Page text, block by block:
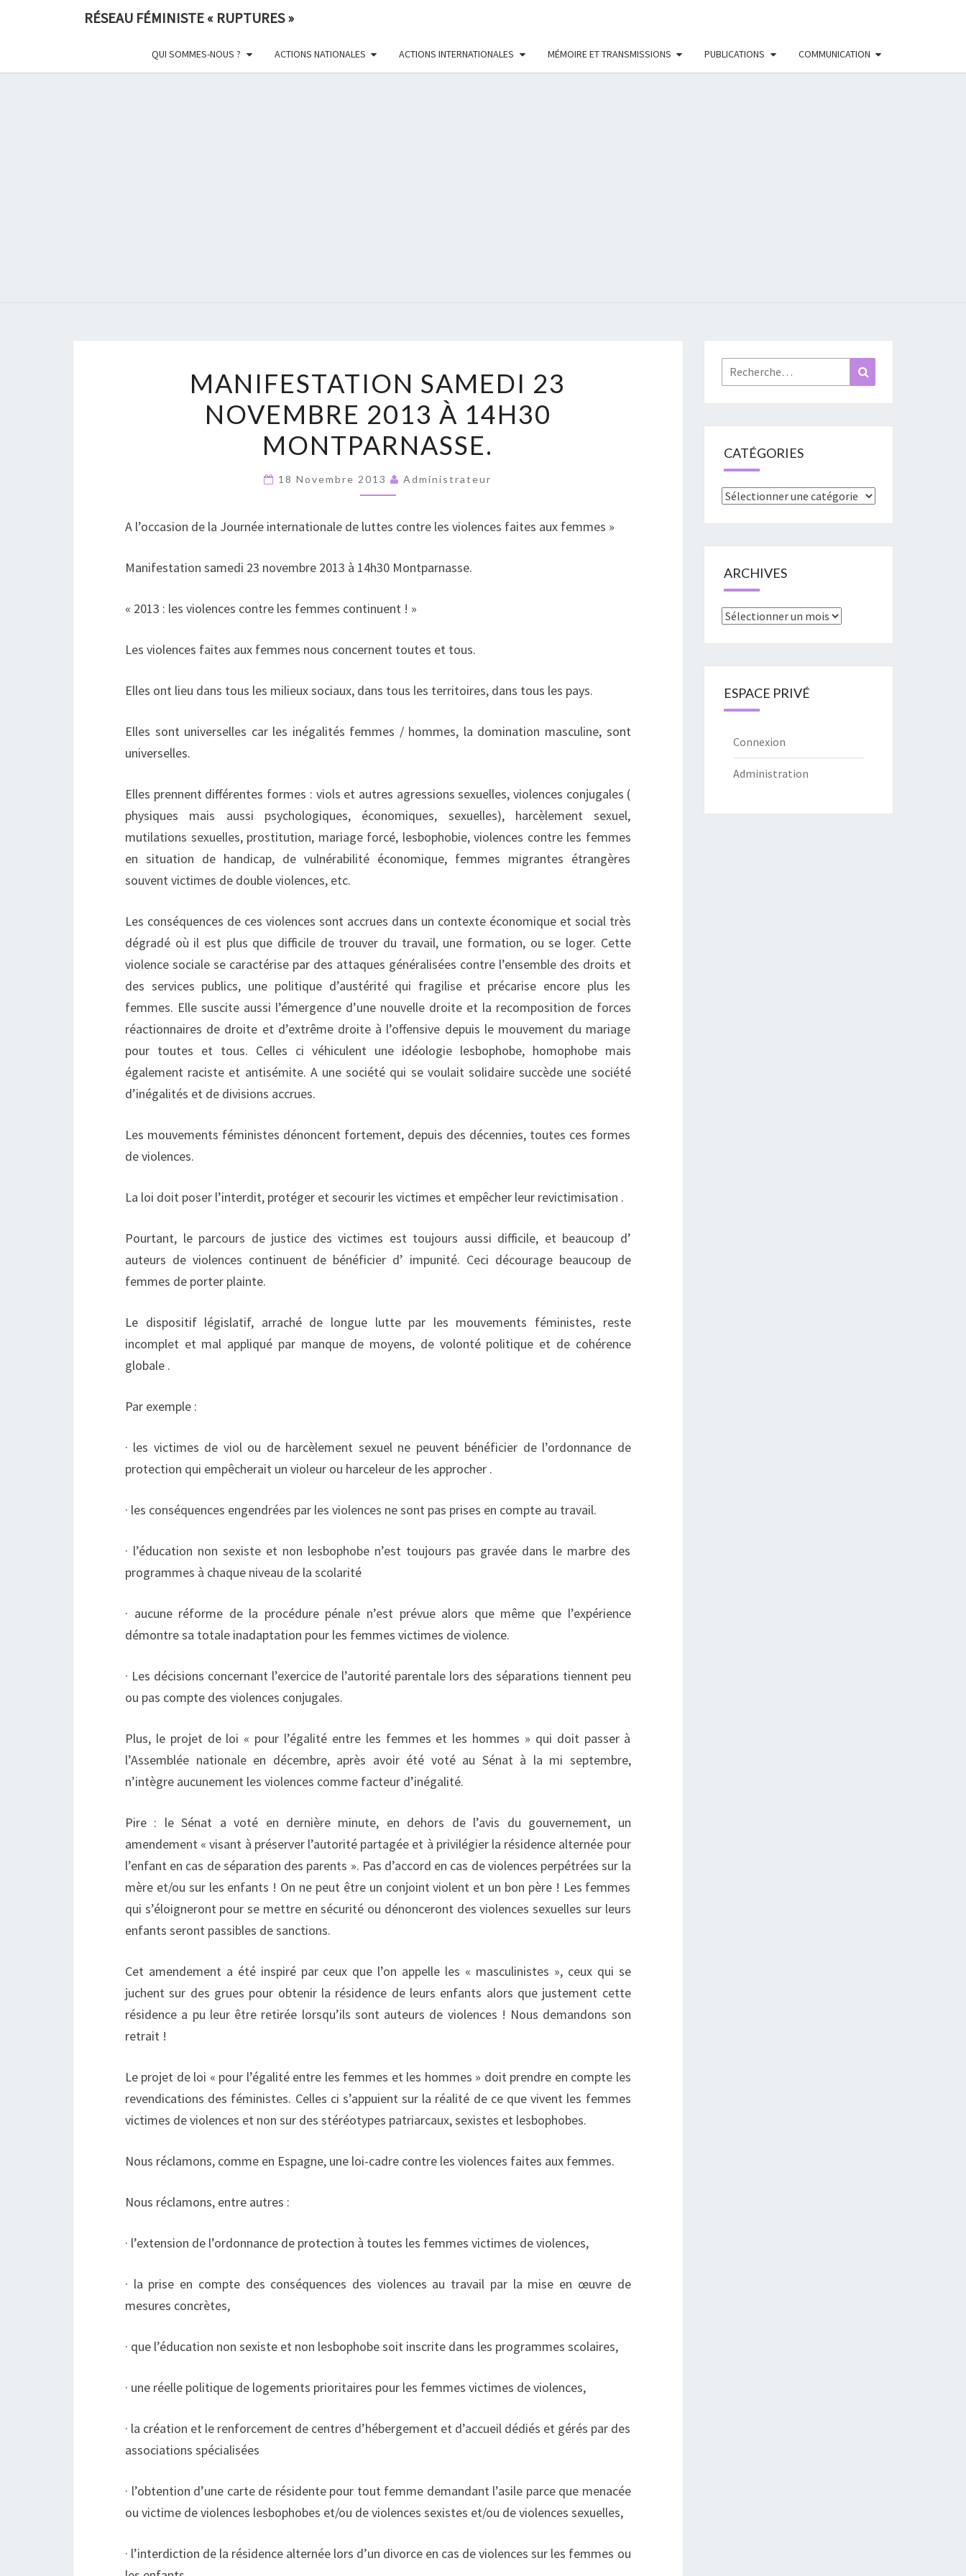
RÉSEAU FÉMINISTE « RUPTURES »
QUI SOMMES-NOUS ? ACTIONS NATIONALES ACTIONS INTERNATIONALES MÉMOIRE ET TRANSMISSIONS PUBLICATIONS COMMUNICATION
RUPTURES
SAMEDI
23
NOVEMBRE
2013
14H30
MANIFESTATION SAMEDI 23
NOVEMBRE 2013 À 14H30
MONTPARNASSE.
18 Novembre 2013 Administrateur
A l’occasion de la Journée internationale de luttes contre les violences faites aux femmes »
Manifestation samedi 23 novembre 2013 à 14h30 Montparnasse.
« 2013 : les violences contre les femmes continuent ! »
Les violences faites aux femmes nous concernent toutes et tous.
Elles ont lieu dans tous les milieux sociaux, dans tous les territoires, dans tous les pays.
Elles sont universelles car les inégalités femmes / hommes, la domination masculine, sont
universelles.
Elles prennent différentes formes : viols et autres agressions sexuelles, violences conjugales (
physiques mais aussi psychologiques, économiques, sexuelles), harcèlement sexuel,
mutilations sexuelles, prostitution, mariage forcé, lesbophobie, violences contre les femmes
en situation de handicap, de vulnérabilité économique, femmes migrantes étrangères
souvent victimes de double violences, etc.
Les conséquences de ces violences sont accrues dans un contexte économique et social très
dégradé où il est plus que difficile de trouver du travail, une formation, ou se loger. Cette
violence sociale se caractérise par des attaques généralisées contre l’ensemble des droits et
des services publics, une politique d’austérité qui fragilise et précarise encore plus les
femmes. Elle suscite aussi l’émergence d’une nouvelle droite et la recomposition de forces
réactionnaires de droite et d’extrême droite à l’offensive depuis le mouvement du mariage
pour toutes et tous. Celles ci véhiculent une idéologie lesbophobe, homophobe mais
également raciste et antisémite. A une société qui se voulait solidaire succède une société
d’inégalités et de divisions accrues.
Les mouvements féministes dénoncent fortement, depuis des décennies, toutes ces formes
de violences.
La loi doit poser l’interdit, protéger et secourir les victimes et empêcher leur revictimisation .
Pourtant, le parcours de justice des victimes est toujours aussi difficile, et beaucoup d’
auteurs de violences continuent de bénéficier d’ impunité. Ceci décourage beaucoup de
femmes de porter plainte.
Le dispositif législatif, arraché de longue lutte par les mouvements féministes, reste
incomplet et mal appliqué par manque de moyens, de volonté politique et de cohérence
globale .
Par exemple :
· les victimes de viol ou de harcèlement sexuel ne peuvent bénéficier de l’ordonnance de
protection qui empêcherait un violeur ou harceleur de les approcher .
· les conséquences engendrées par les violences ne sont pas prises en compte au travail.
· l’éducation non sexiste et non lesbophobe n’est toujours pas gravée dans le marbre des
programmes à chaque niveau de la scolarité
· aucune réforme de la procédure pénale n’est prévue alors que même que l’expérience
démontre sa totale inadaptation pour les femmes victimes de violence.
· Les décisions concernant l’exercice de l’autorité parentale lors des séparations tiennent peu
ou pas compte des violences conjugales.
Plus, le projet de loi « pour l’égalité entre les femmes et les hommes » qui doit passer à
l’Assemblée nationale en décembre, après avoir été voté au Sénat à la mi septembre,
n’intègre aucunement les violences comme facteur d’inégalité.
Pire : le Sénat a voté en dernière minute, en dehors de l’avis du gouvernement, un
amendement « visant à préserver l’autorité partagée et à privilégier la résidence alternée pour
l’enfant en cas de séparation des parents ». Pas d’accord en cas de violences perpétrées sur la
mère et/ou sur les enfants ! On ne peut être un conjoint violent et un bon père ! Les femmes
qui s’éloigneront pour se mettre en sécurité ou dénonceront des violences sexuelles sur leurs
enfants seront passibles de sanctions.
Cet amendement a été inspiré par ceux que l’on appelle les « masculinistes », ceux qui se
juchent sur des grues pour obtenir la résidence de leurs enfants alors que justement cette
résidence a pu leur être retirée lorsqu’ils sont auteurs de violences ! Nous demandons son
retrait !
Le projet de loi « pour l’égalité entre les femmes et les hommes » doit prendre en compte les
revendications des féministes. Celles ci s’appuient sur la réalité de ce que vivent les femmes
victimes de violences et non sur des stéréotypes patriarcaux, sexistes et lesbophobes.
Nous réclamons, comme en Espagne, une loi-cadre contre les violences faites aux femmes.
Nous réclamons, entre autres :
· l’extension de l’ordonnance de protection à toutes les femmes victimes de violences,
· la prise en compte des conséquences des violences au travail par la mise en œuvre de
mesures concrètes,
· que l’éducation non sexiste et non lesbophobe soit inscrite dans les programmes scolaires,
· une réelle politique de logements prioritaires pour les femmes victimes de violences,
· la création et le renforcement de centres d’hébergement et d’accueil dédiés et gérés par des
associations spécialisées
· l’obtention d’une carte de résidente pour tout femme demandant l’asile parce que menacée
ou victime de violences lesbophobes et/ou de violences sexistes et/ou de violences sexuelles,
· l’interdiction de la résidence alternée lors d’un divorce en cas de violences sur les femmes ou
Rechercher :
CATÉGORIES
Catégories
ARCHIVES
Archives
ESPACE PRIVÉ
Connexion
Administration